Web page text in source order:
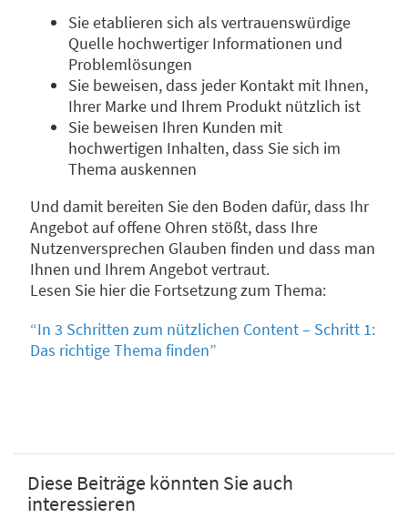
Sie etablieren sich als vertrauenswürdige
Quelle hochwertiger Informationen und
Problemlösungen
Sie beweisen, dass jeder Kontakt mit Ihnen,
Ihrer Marke und Ihrem Produkt nützlich ist
Sie beweisen Ihren Kunden mit
hochwertigen Inhalten, dass Sie sich im
Thema auskennen
Und damit bereiten Sie den Boden dafür, dass Ihr
Angebot auf offene Ohren stößt, dass Ihre
Nutzenversprechen Glauben finden und dass man
Ihnen und Ihrem Angebot vertraut.
Lesen Sie hier die Fortsetzung zum Thema:
“In 3 Schritten zum nützlichen Content – Schritt 1:
Das richtige Thema finden”
Diese Beiträge könnten Sie auch
interessieren